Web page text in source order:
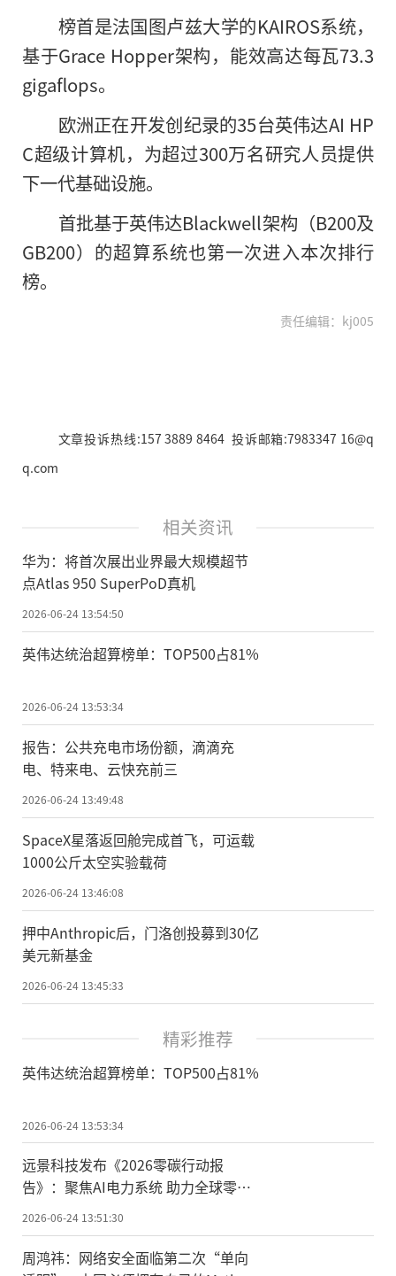
榜首是法国图卢兹大学的KAIROS系统，
基于Grace Hopper架构，能效高达每瓦73.3
gigaflops。
欧洲正在开发创纪录的35台英伟达AI HP
C超级计算机，为超过300万名研究人员提供
下一代基础设施。
首批基于英伟达Blackwell架构（B200及
GB200）的超算系统也第一次进入本次排行
榜。
责任编辑：kj005
文章投诉热线:157 3889 8464 投诉邮箱:7983347 16@q
q.com
相关资讯
华为：将首次展出业界最大规模超节
点Atlas 950 SuperPoD真机
2026-06-24 13:54:50
英伟达统治超算榜单：TOP500占81%
2026-06-24 13:53:34
报告：公共充电市场份额，滴滴充
电、特来电、云快充前三
2026-06-24 13:49:48
SpaceX星落返回舱完成首飞，可运载
1000公斤太空实验载荷
2026-06-24 13:46:08
押中Anthropic后，门洛创投募到30亿
美元新基金
2026-06-24 13:45:33
精彩推荐
英伟达统治超算榜单：TOP500占81%
2026-06-24 13:53:34
远景科技发布《2026零碳行动报
告》：聚焦AI电力系统 助力全球零碳
转型
2026-06-24 13:51:30
周鸿祎：网络安全面临第二次“单向